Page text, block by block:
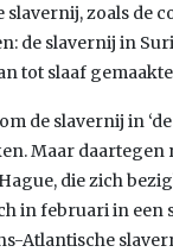
zoals de
de slavernij in
tot slaaf
de slavernij in
Maar
die zich
in februari in een
Atlantische